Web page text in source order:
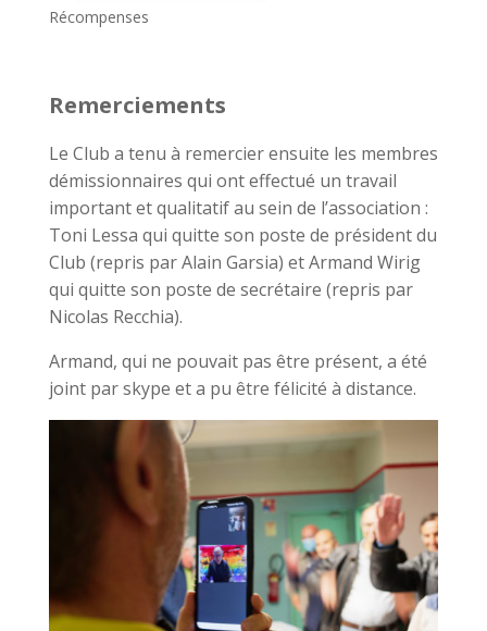
Récompenses
Remerciements
Le Club a tenu à remercier ensuite les membres
démissionnaires qui ont effectué un travail
important et qualitatif au sein de l’association :
Toni Lessa qui quitte son poste de président du
Club (repris par Alain Garsia) et Armand Wirig
qui quitte son poste de secrétaire (repris par
Nicolas Recchia).
Armand, qui ne pouvait pas être présent, a été
joint par skype et a pu être félicité à distance.